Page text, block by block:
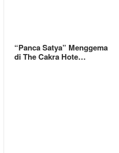
“Panca Satya” Menggema
di The Cakra Hote…